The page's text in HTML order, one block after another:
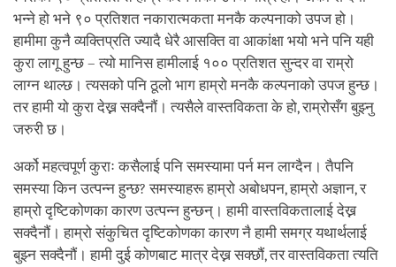
भन्ने हो भने ९० प्रतिशत नकारात्मकता मनकै कल्पनाको उपज हो।
हामीमा कुनै व्यक्तिप्रति ज्यादै धेरै आसक्ति वा आकांक्षा भयो भने पनि यही
कुरा लागू हुन्छ – त्यो मानिस हामीलाई १०० प्रतिशत सुन्दर वा राम्रो
लाग्न थाल्छ। त्यसको पनि ठूलो भाग हाम्रो मनकै कल्पनाको उपज हुन्छ।
तर हामी यो कुरा देख्न सक्दैनौं। त्यसैले वास्तविकता के हो, राम्रोसँग बुझ्नु
जरुरी छ।
अर्को महत्वपूर्ण कुराः कसैलाई पनि समस्यामा पर्न मन लाग्दैन। तैपनि
समस्या किन उत्पन्न हुन्छ? समस्याहरू हाम्रो अबोधपन, हाम्रो अज्ञान, र
हाम्रो दृष्टिकोणका कारण उत्पन्न हुन्छन्। हामी वास्तविकतालाई देख्न
सक्दैनौं। हाम्रो संकुचित दृष्टिकोणका कारण नै हामी समग्र यथार्थलाई
बुझ्न सक्दैनौं। हामी दुई कोणबाट मात्र देख्न सक्छौं, तर वास्तविकता त्यति